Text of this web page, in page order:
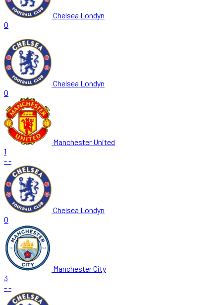
Chelsea Londyn
0
--
Chelsea Londyn
0
Manchester United
1
--
Chelsea Londyn
0
Manchester City
3
--